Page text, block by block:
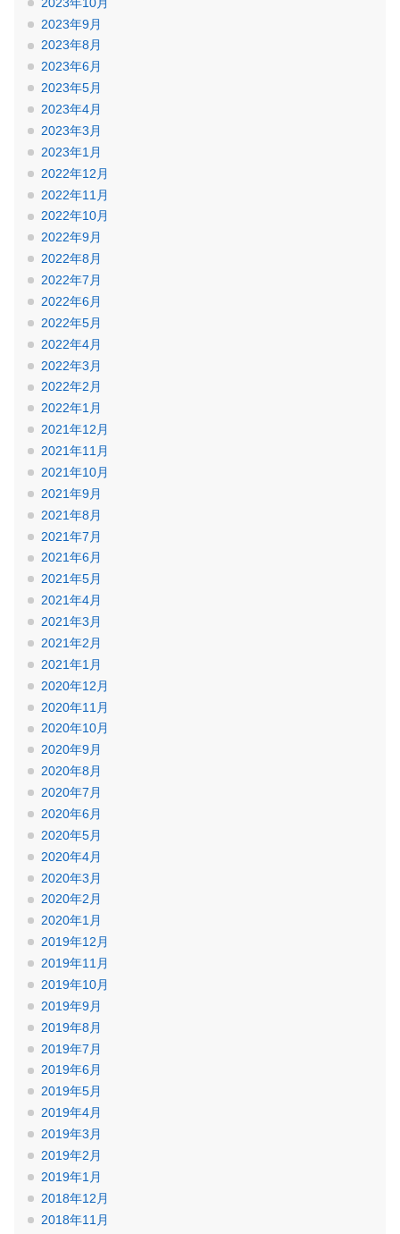
2023年9月
2023年8月
2023年6月
2023年5月
2023年4月
2023年3月
2023年1月
2022年12月
2022年11月
2022年10月
2022年9月
2022年8月
2022年7月
2022年6月
2022年5月
2022年4月
2022年3月
2022年2月
2022年1月
2021年12月
2021年11月
2021年10月
2021年9月
2021年8月
2021年7月
2021年6月
2021年5月
2021年4月
2021年3月
2021年2月
2021年1月
2020年12月
2020年11月
2020年10月
2020年9月
2020年8月
2020年7月
2020年6月
2020年5月
2020年4月
2020年3月
2020年2月
2020年1月
2019年12月
2019年11月
2019年10月
2019年9月
2019年8月
2019年7月
2019年6月
2019年5月
2019年4月
2019年3月
2019年2月
2019年1月
2018年12月
2018年11月